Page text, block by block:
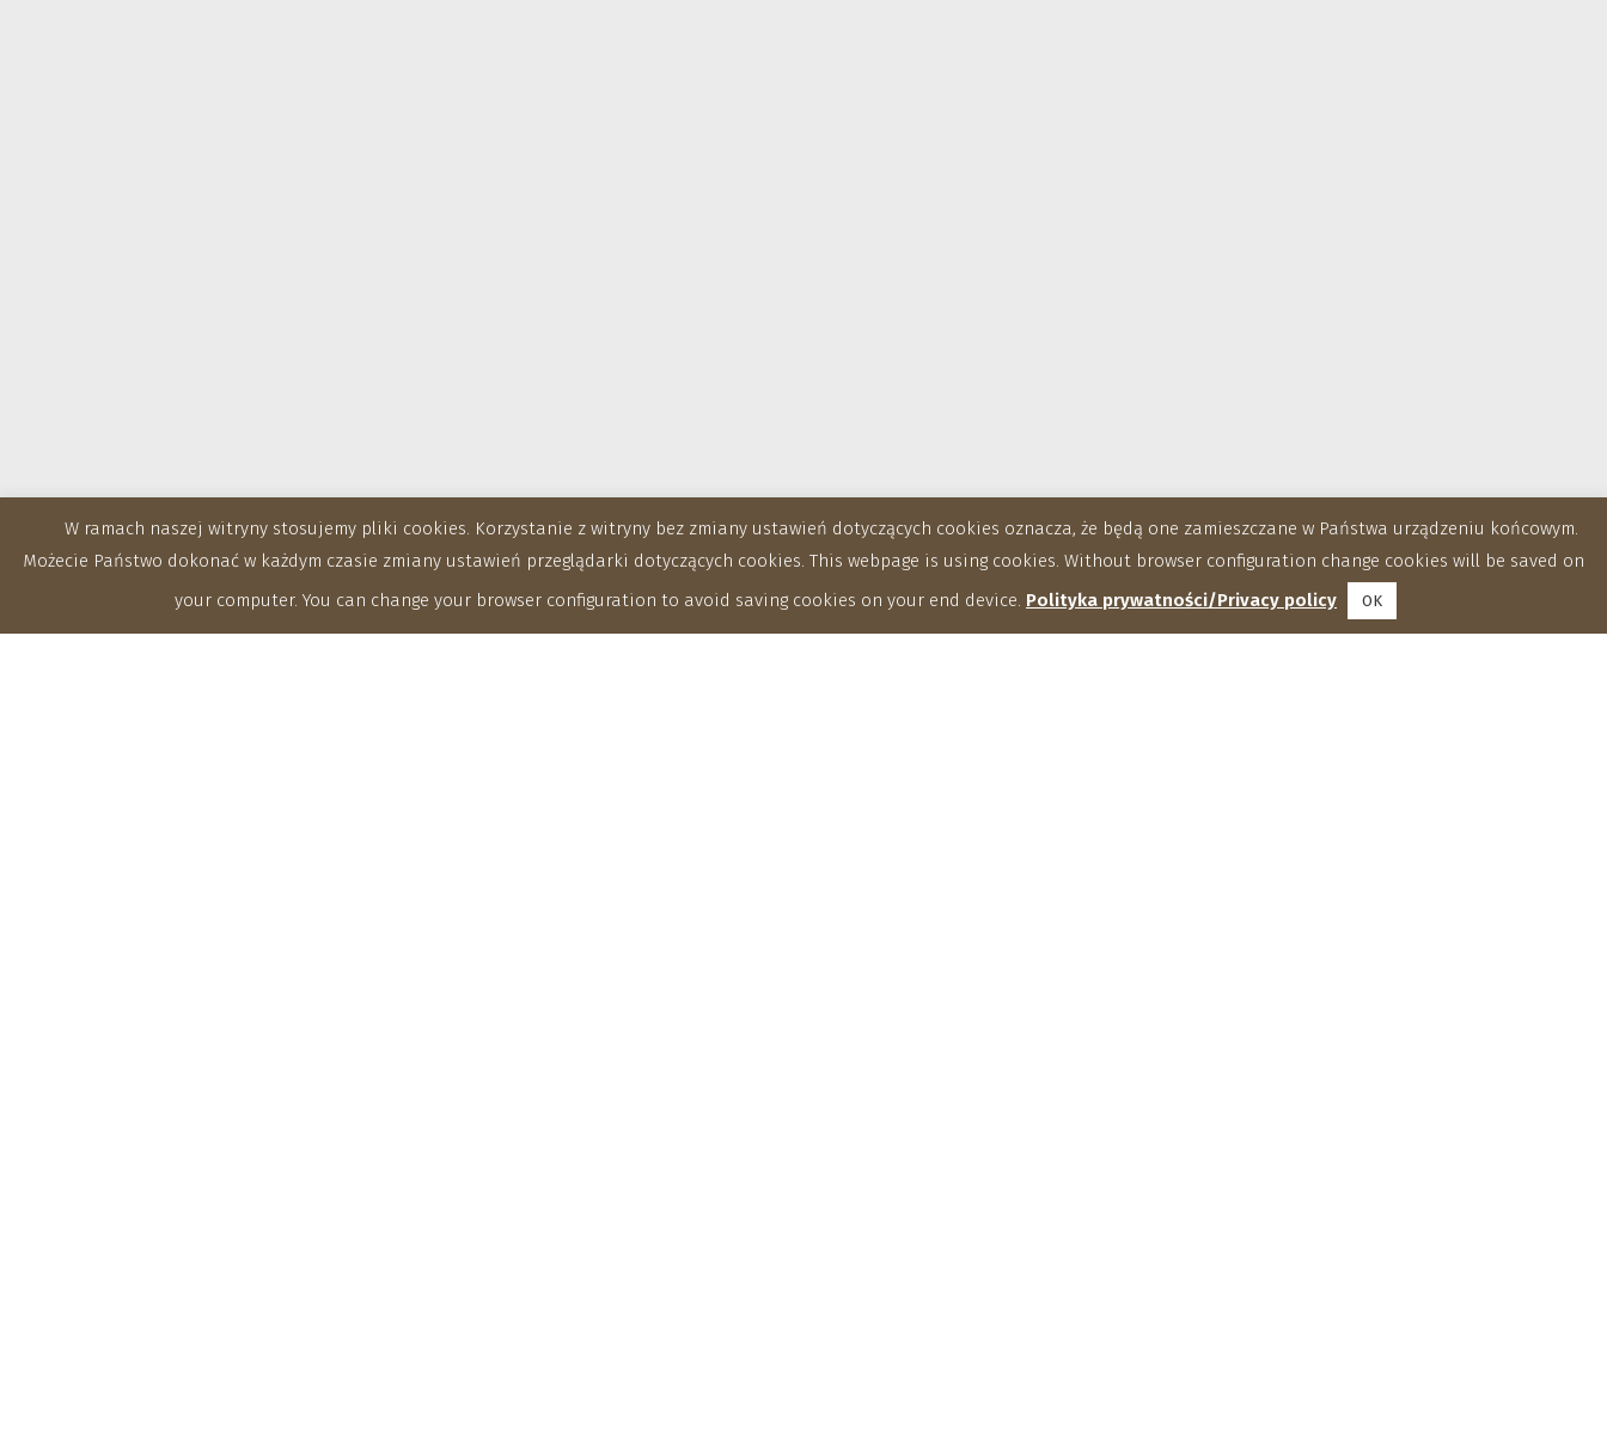
W ramach naszej witryny stosujemy pliki cookies. Korzystanie z witryny bez zmiany ustawień dotyczących cookies oznacza, że będą one zamieszczane w Państwa urządzeniu końcowym.
Możecie Państwo dokonać w każdym czasie zmiany ustawień przeglądarki dotyczących cookies. This webpage is using cookies. Without browser configuration change cookies will be saved on
your computer. You can change your browser configuration to avoid saving cookies on your end device. Polityka prywatności/Privacy policy OK